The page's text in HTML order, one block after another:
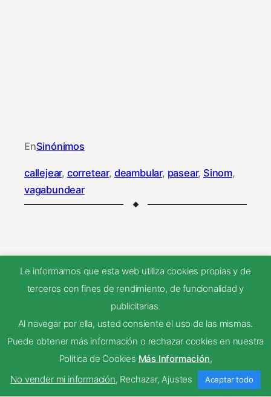
EnSinónimos
callejear, corretear, deambular, pasear, Sinom
vagabundear
NEXT
descorrer
Le informamos que esta web utiliza cookies propias y de
terceros con fines de rendimiento, de funcionalidad y
publicitarias.
Al navegar por ella, usted consiente el uso de las mismas.
Puede obtener más información o rechazar cookies en nuestra
Política de Cookies Más Información,
No vender mi información, Rechazar,Ajustes Aceptar todo